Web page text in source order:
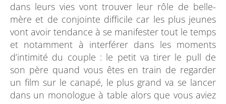
dans leurs vies vont trouver leur rôle de belle-
mère et de conjointe difficile car les plus jeunes
vont avoir tendance à se manifester tout le temps
et notamment à interférer dans les moments
d’intimité du couple : le petit va tirer le pull de
son père quand vous êtes en train de regarder
un film sur le canapé, le plus grand va se lancer
dans un monologue à table alors que vous aviez